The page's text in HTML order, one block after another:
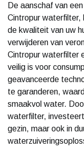
De aanschaf van
Cintropur waterfilter,
de kwaliteit van uw
verwijderen van
Cintropur waterfilter
veilig is voor
geavanceerde
te garanderen,
smaakvol water.
waterfilter,
gezin, maar ook in